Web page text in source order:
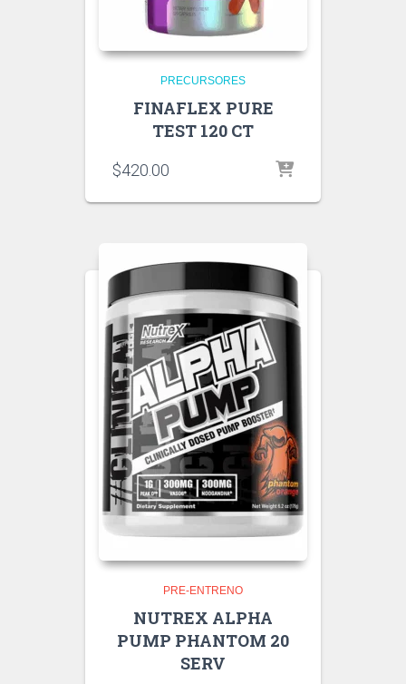
PRECURSORES
FINAFLEX PURE
TEST 120 CT
$420.00
PRE-ENTRENO
NUTREX ALPHA
PUMP PHANTOM 20
SERV